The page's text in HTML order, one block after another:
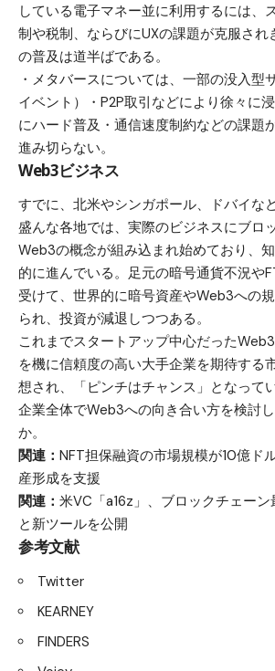
している電子マネー並に利用するには、
制や税制、ならびにUXの課題が克服され
の普及は道半ばである。
・メタバースについては、一部の没入型
イベント）・P2P取引などにより徐々に
にハード普及・通信速度制約などの課題
進み切らない。
Web3ビジネス
すでに、北米やシンガポール、ドバイな
盛んな各地では、実際のビジネスにブロ
Web3の概念が組み込まれ始めており、
的に進んでいる。足元の暗号通貨不況や
受けて、世界的に暗号資産やWeb3への
られ、投資が減退しつつある。
これまでスタートアップ中心だった
を機に信頼度の高い大手企業を期待する
想され、「ピンチはチャンス」となって
企業全体でWeb3への向き合い方を検討
か。
関連： NFT担保融資の市場規模が10億ド
産形成を支援
関連： 米VC「a16z」、ブロックチェーン
と新ツールを公開
参考文献
Twitter
KEARNEY
FINDERS